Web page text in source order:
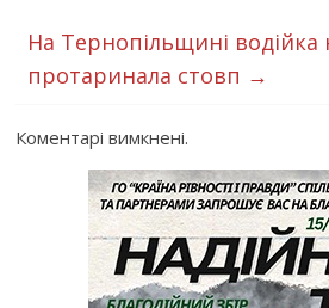
На Тернопільщині водійка
протаринала стовп →
Коментарі вимкнені.